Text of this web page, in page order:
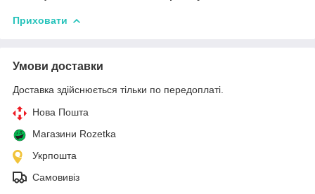
Приховати
Умови доставки
Доставка здійснюється тільки по передоплаті.
Нова Пошта
Магазини Rozetka
Укрпошта
Самовивіз